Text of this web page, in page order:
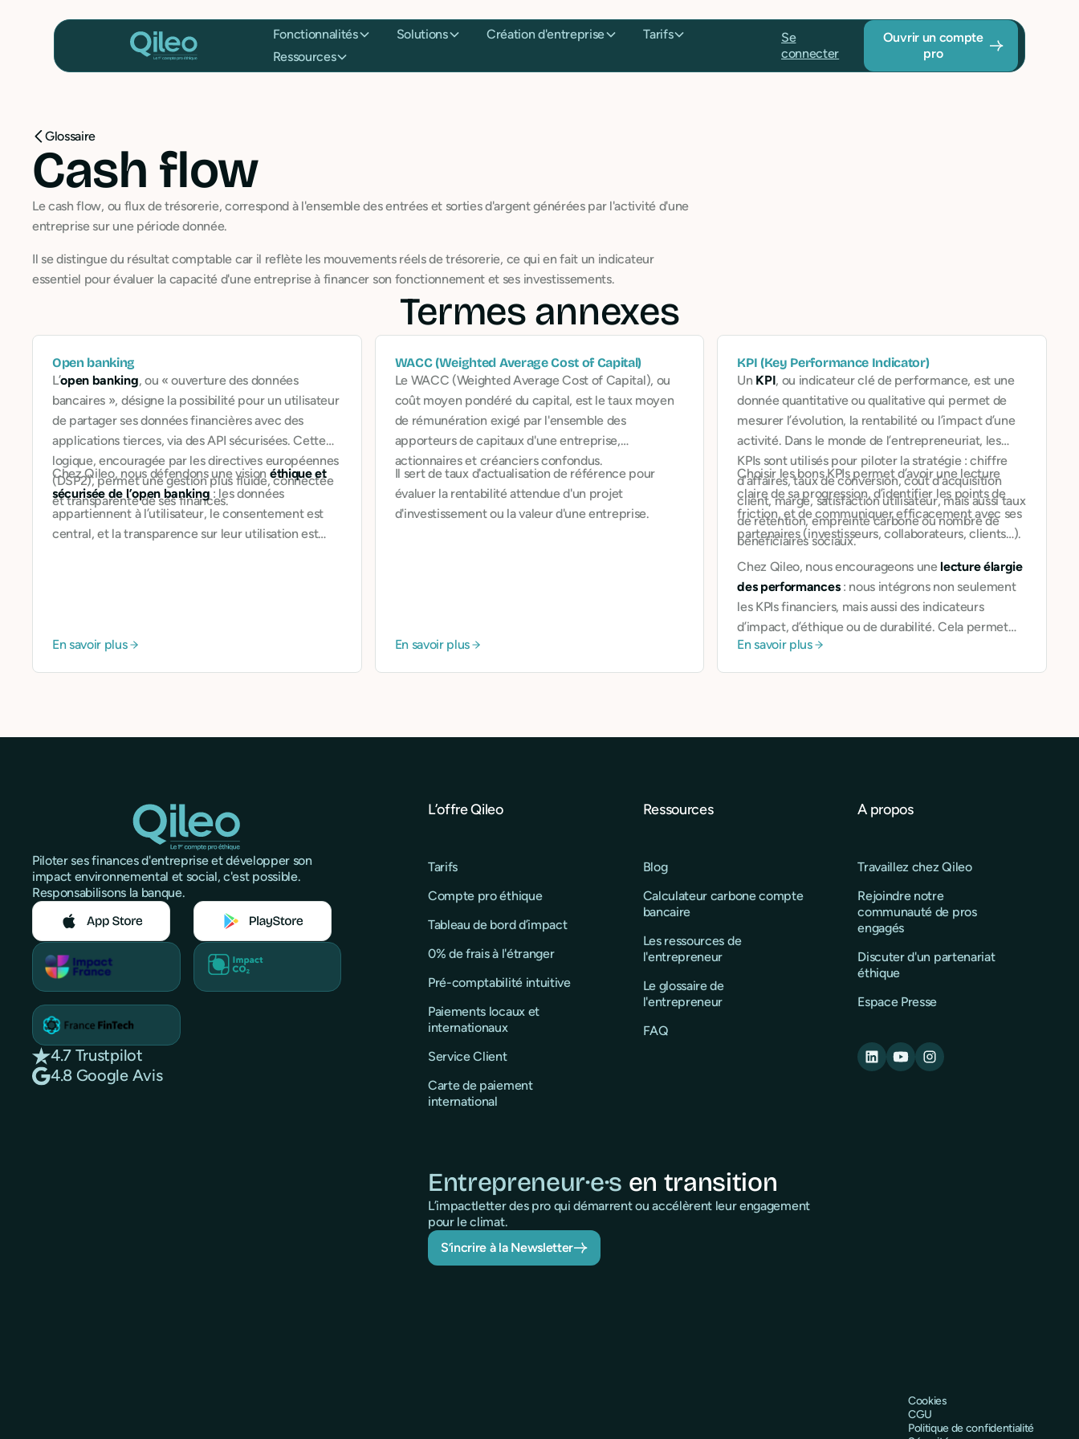
Fonctionnalités Solutions Création d'entreprise
Tarifs
Ressources
Se
connecter
Ouvrir un compte
pro
Glossaire
Cash flow
Le cash flow, ou flux de trésorerie, correspond à l'ensemble des entrées et sorties d'argent générées par l'activité d'une
entreprise sur une période donnée.
Il se distingue du résultat comptable car il reflète les mouvements réels de trésorerie, ce qui en fait un indicateur
essentiel pour évaluer la capacité d'une entreprise à financer son fonctionnement et ses investissements.
Termes annexes
Open banking
L’open banking, ou « ouverture des données
bancaires », désigne la possibilité pour un utilisateur
de partager ses données financières avec des
applications tierces, via des API sécurisées. Cette
logique, encouragée par les directives européennes
(DSP2), permet une gestion plus fluide, connectée
et transparente de ses finances.
Chez Qileo, nous défendons une vision éthique et
sécurisée de l’open banking : les données
appartiennent à l’utilisateur, le consentement est
central, et la transparence sur leur utilisation est
En savoir plus
WACC (Weighted Average Cost of Capital)
Le WACC (Weighted Average Cost of Capital), ou
coût moyen pondéré du capital, est le taux moyen
de rémunération exigé par l'ensemble des
apporteurs de capitaux d'une entreprise,
actionnaires et créanciers confondus.
Il sert de taux d'actualisation de référence pour
évaluer la rentabilité attendue d'un projet
d'investissement ou la valeur d'une entreprise.
En savoir plus
KPI (Key Performance Indicator)
Un KPI, ou indicateur clé de performance, est une
donnée quantitative ou qualitative qui permet de
mesurer l’évolution, la rentabilité ou l’impact d’une
activité. Dans le monde de l’entrepreneuriat, les
KPIs sont utilisés pour piloter la stratégie : chiffre
d’affaires, taux de conversion, coût d’acquisition
client, marge, satisfaction utilisateur, mais aussi taux
de rétention, empreinte carbone ou nombre de
bénéficiaires sociaux.
Choisir les bons KPIs permet d’avoir une lecture
claire de sa progression, d’identifier les points de
friction, et de communiquer efficacement avec ses
partenaires (investisseurs, collaborateurs, clients…).
Chez Qileo, nous encourageons unelecture élargie
des performances: nous intégrons non seulement
les KPIs financiers, mais aussi des indicateurs
d’impact, d’éthique ou de durabilité. Cela permet
aux entreprises de ne pas seulement se mesurer à
En savoir plus
Piloter ses finances d'entreprise et développer son
impact environnemental et social, c'est possible.
Responsabilisons la banque.
4.7 Trustpilot
4.8 Google Avis
L’offre Qileo
Tarifs
Compte pro éthique
Tableau de bord d’impact
0% de frais à l'étranger
Pré-comptabilité intuitive
Paiements locaux et
internationaux
Service Client
Carte de paiement
international
Ressources
Blog
Calculateur carbone compte
bancaire
Les ressources de
l'entrepreneur
Le glossaire de
l'entrepreneur
FAQ
A propos
Travaillez chez Qileo
Rejoindre notre
communauté de pros
engagés
Discuter d'un partenariat
éthique
Espace Presse
Entrepreneur·e·s en transition
L’impactletter des pro qui démarrent ou accélèrent leur engagement
pour le climat.
S’incrire à la Newsletter
Cookies
CGU
Politique de confidentialité